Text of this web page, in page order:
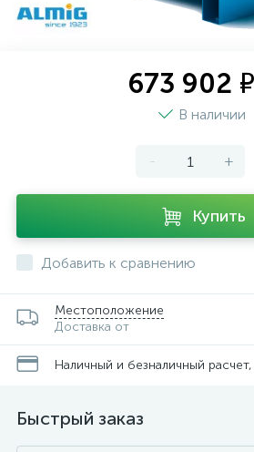
673 902 ₽
В наличии
- +
Купить
Добавить к сравнению
Местоположение
Доставка от
Наличный и безналичный
Быстрый заказ